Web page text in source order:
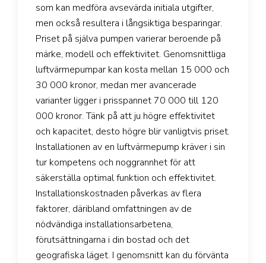
som kan medföra avsevärda initiala utgifter,
men också resultera i långsiktiga besparingar.
Priset på själva pumpen varierar beroende på
märke, modell och effektivitet. Genomsnittliga
luftvärmepumpar kan kosta mellan 15 000 och
30 000 kronor, medan mer avancerade
varianter ligger i prisspannet 70 000 till 120
000 kronor. Tänk på att ju högre effektivitet
och kapacitet, desto högre blir vanligtvis priset.
Installationen av en luftvärmepump kräver i sin
tur kompetens och noggrannhet för att
säkerställa optimal funktion och effektivitet.
Installationskostnaden påverkas av flera
faktorer, däribland omfattningen av de
nödvändiga installationsarbetena,
förutsättningarna i din bostad och det
geografiska läget. I genomsnitt kan du förvänta